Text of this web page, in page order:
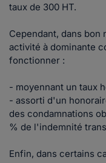
taux de 300 HT.
Cependant, dans bon
activité à dominante
fonctionner :
- moyennant un taux
- assorti d'un
des condamnations
% de l'indemnité
Enfin, dans certains